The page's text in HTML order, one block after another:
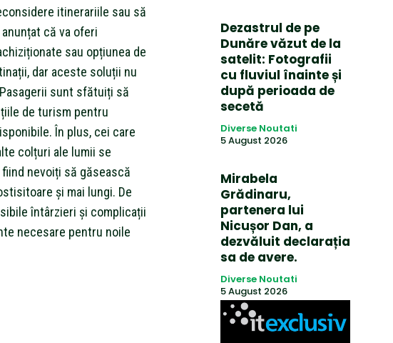
itinerariile sau să
că va oferi
sau opțiunea de
dar aceste soluții nu
sunt sfătuiți să
de turism pentru
În plus, cei care
colțuri ale lumii se
nevoiți să găsească
și mai lungi. De
întârzieri și complicații
necesare pentru noile
Dezastrul de pe
Dunăre văzut de la
satelit: Fotografii
cu fluviul înainte și
după perioada de
secetă
Diverse Noutati
5 August 2026
Mirabela
Grădinaru,
partenera lui
Nicușor Dan, a
dezvăluit declarația
sa de avere.
Diverse Noutati
5 August 2026